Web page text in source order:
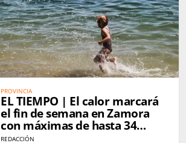
PROVINCIA
EL TIEMPO | El calor marcará
el fin de semana en Zamora
con máximas de hasta 34
grados
REDACCIÓN